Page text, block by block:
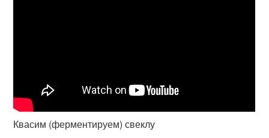
Квасим (ферментируем) свеклу